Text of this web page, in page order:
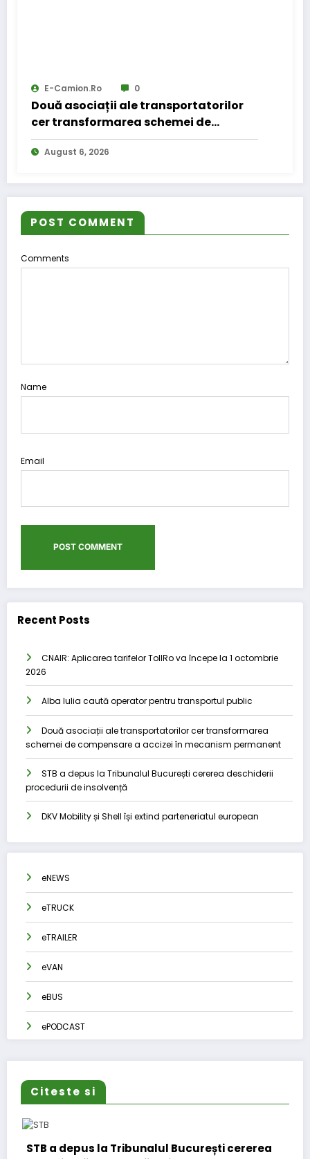
E-Camion.ro 0
Două asociații ale transportatorilor
cer transformarea schemei de
compensare a accizei în mecanism
permanent
August 6, 2026
POST COMMENT
Comments
Name
Email
Recent Posts
CNAIR: Aplicarea tarifelor TollRo va începe la 1 octombrie
2026
Alba Iulia caută operator pentru transportul public
Două asociații ale transportatorilor cer transformarea
schemei de compensare a accizei în mecanism permanent
STB a depus la Tribunalul București cererea deschiderii
procedurii de insolvență
DKV Mobility și Shell își extind parteneriatul european
eNEWS
eTRUCK
eTRAILER
eVAN
eBUS
ePODCAST
Citeste si
București cererea
DKV Mobility și Shell